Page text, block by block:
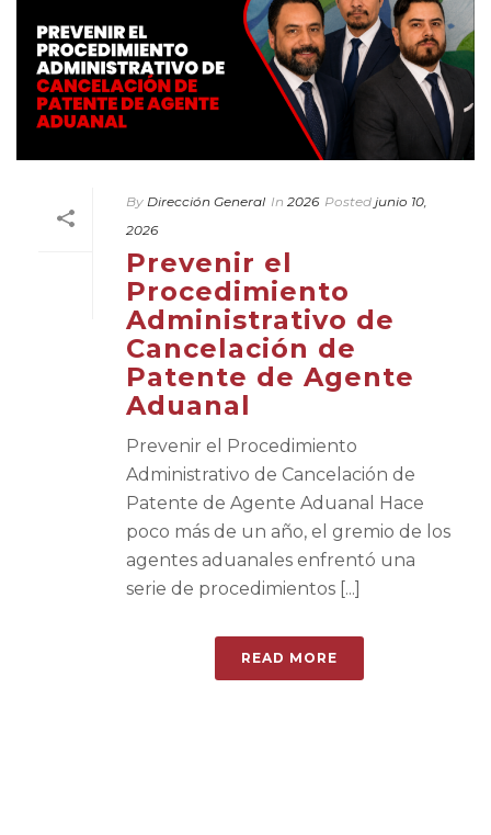
By Dirección General In 2026 Posted junio 10,
2026
Prevenir el
Procedimiento
Administrativo de
Cancelación de
Patente de Agente
Aduanal
Prevenir el Procedimiento
Administrativo de Cancelación de
Patente de Agente Aduanal Hace
poco más de un año, el gremio de los
agentes aduanales enfrentó una
serie de procedimientos [...]
READ MORE